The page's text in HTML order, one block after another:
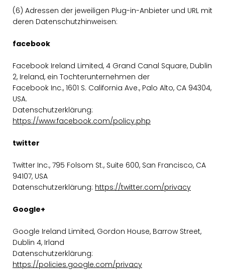
(6) Adressen der jeweiligen Plug-in-Anbieter und URL mit
deren Datenschutzhinweisen:
facebook
Facebook Ireland Limited, 4 Grand Canal Square, Dublin
2, Ireland, ein Tochterunternehmen der
Facebook Inc., 1601 S. California Ave., Palo Alto, CA 94304,
USA.
Datenschutzerklärung:
https://www.facebook.com/policy.php
twitter
Twitter Inc., 795 Folsom St., Suite 600, San Francisco, CA
94107, USA
Datenschutzerklärung: https://twitter.com/privacy
Google+
Google Ireland Limited, Gordon House, Barrow Street,
Dublin 4, Irland
Datenschutzerklärung:
https://policies.google.com/privacy